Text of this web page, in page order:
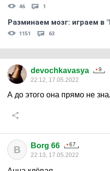
46 1
Разминаем мозг: играем в
1151 63
devochkavasya
22:12, 17.05.2022
А до этого она прямо не
B Borg 66
22:13, 17.05.2022